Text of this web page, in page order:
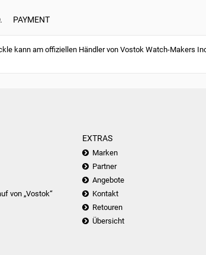
PAYMENT
kann am offiziellen Händler von Vostok Watch-Makers
von „Vostok“
EXTRAS
Marken
Partner
Angebote
Kontakt
Retouren
Übersicht